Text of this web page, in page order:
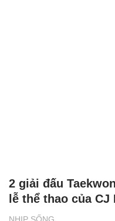
NHỊP SỐNG
2 giải đấu
lễ thể thao của CJ